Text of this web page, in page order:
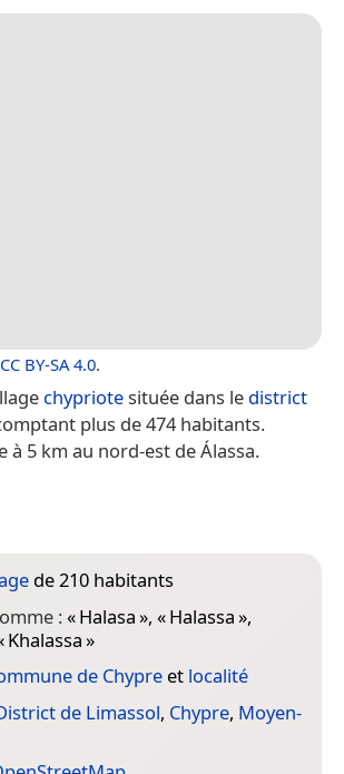
CC BY-SA 4.0.
chypriotesituée dans le district
plus de 474 habitants.
à 5 km au nord-est de Álassa.
de 210 habitants
:«Halasa», «Halassa»,
Khalassa»
de Chypre et localité
de Limassol, Chypre, Moyen-